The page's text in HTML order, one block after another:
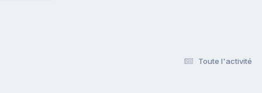
Toute l'activité